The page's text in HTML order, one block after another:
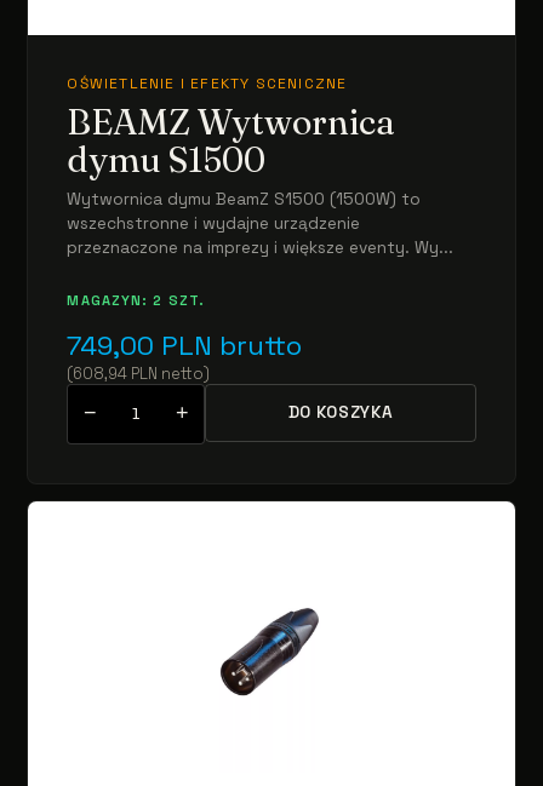
OŚWIETLENIE I EFEKTY SCENICZNE
BEAMZ Wytwornica
dymu S1500
Wytwornica dymu BeamZ S1500 (1500W) to
wszechstronne i wydajne urządzenie
przeznaczone na imprezy i większe eventy. Wy...
MAGAZYN: 2 SZT.
749,00 PLN brutto
(608,94 PLN netto)
− + DO KOSZYKA